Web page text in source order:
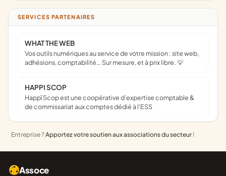
SERVICES PARTENAIRES
WHAT THE WEB
Vos outils numériques au service de votre mission : site web,
adhésions, comptabilité… Sur mesure, et à prix libre. 💡
HAPPI SCOP
Happï Scop est une coopérative d’expertise comptable &
de commissariat aux comptes dédié à l'ESS
Entreprise ?Apportez votre soutien aux associations du secteur !
Assoce